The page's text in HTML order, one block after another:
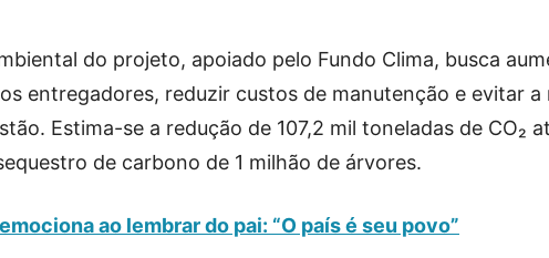
do projeto, apoiado pelo Fundo Clima, busca
entregadores, reduzir custos de manutenção e evitar a
Estima-se a redução de 107,2 mil toneladas de CO₂
de carbono de 1 milhão de árvores.
ao lembrar do pai: “O país é seu povo”